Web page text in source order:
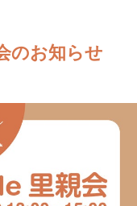
のお知らせ